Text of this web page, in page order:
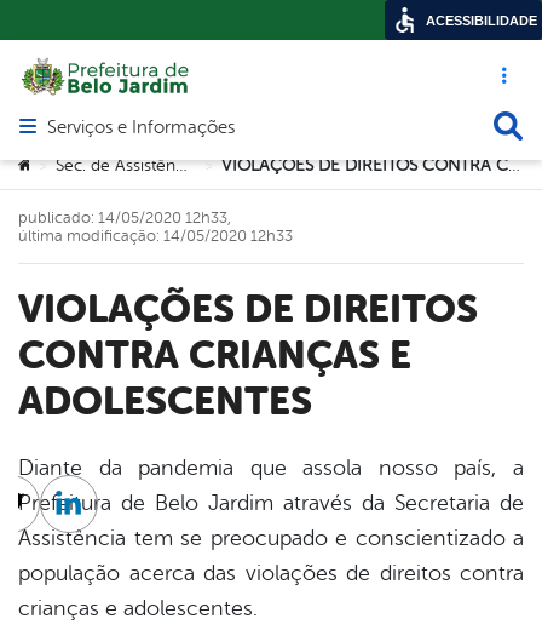
Acesso
Abrir menu principal de navegação
Serviços e Informações
Você está aqui:
> Sec. de Assistência Social > VIOLAÇÕES DE DIREITOS CONTRA CRIANÇAS E ADOLESCENTES
VIOLAÇÕES DE DIREITOS
CONTRA CRIANÇAS E
ADOLESCENTES
publicado: 14/05/2020 12h33,
última modificação: 14/05/2020 12h33
Diante da pandemia que assola nosso país, a
Prefeitura de Belo Jardim através da Secretaria de
Assistência tem se preocupado e conscientizado a
população acerca das violações de direitos contra
crianças e adolescentes.
Twitter
Linkedin
ACESSIBILIDADE